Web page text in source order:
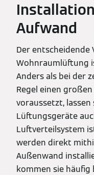
Aufwand
Der
Wohnraumlüftung
Anders als bei der
Regel einen
voraussetzt,
Lüftungsgeräte
Luftverteilsystem
werden direkt
Außenwand
kommen sie häufig